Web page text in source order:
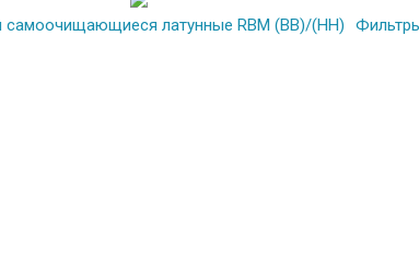
самоочищающиеся латунные RBM (ВВ)/(НН)